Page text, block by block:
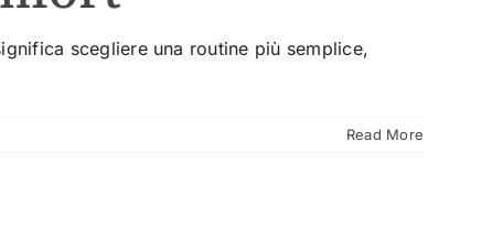
scegliere una routine più semplice,
Read More